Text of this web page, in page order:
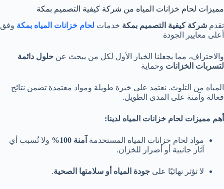
مميزات لحام خزانات المياه من شركة كيفية التصميم بمكة
تقدم شركة كيفية التصميم بمكة خدمات لحام خزانات المياه بمكة وفق
أعلى معايير الجودة
والاحتراف، مما يجعلنا الخيار الأول لكل من يبحث عن حلول دائمة
لتسربات الخزانات وحماية
المياه من التلوث. نعتمد على خبرة طويلة ومواد معتمدة تضمن نتائج
فعالة وآمنة على المدى الطويل.
أهم مميزات لحام خزانات المياه لدينا:
مواد لحام خزانات المياه المستخدمة آمنة 100%
ولا تُسبب أي
آثار جانبية أو أضرار للخزان.
لا تؤثر نهائيًا على جودة المياه أو سلامتها الصحية.